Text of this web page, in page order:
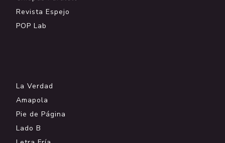
Revista Espejo
POP Lab
La Verdad
Amapola
Pie de Página
Lado B